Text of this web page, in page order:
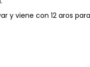
y viene con 12 aros